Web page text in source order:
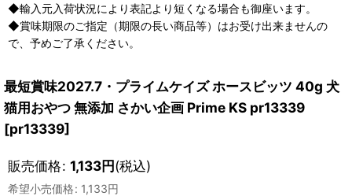
◆輸入元入荷状況により表記より短くなる場合も御座います。
◆賞味期限のご指定（期限の長い商品等）はお受け出来ませんの
で、予めご了承ください。
最短賞味2027.7・プライムケイズ ホースビッツ 40g 犬
猫用おやつ 無添加 さかい企画 Prime KS pr13339
[pr13339]
販売価格: 1,133円(税込)
希望小売価格: 1,133円